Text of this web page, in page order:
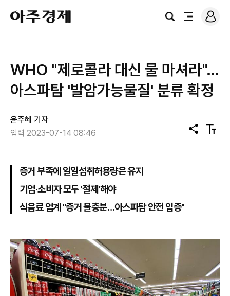
아
주
경
검
전
로
그
WHO "제로콜라 대신 물 마셔라"…
아스파탐 '발암가능물질' 분류 확정
윤주혜 기자
입력 2023-07-14 08:46
공
유
텍
스
증거 부족에 일일섭취허용량은 유지
기업·소비자 모두 '절제'해야
식음료 업계 "증거 불충분…아스파탐 안전 입증"